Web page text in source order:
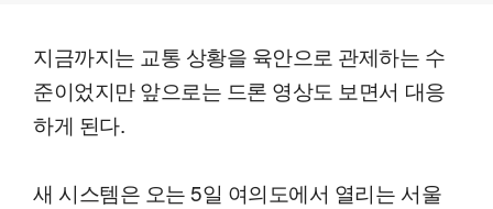
지금까지는 교통 상황을 육안으로 관제하는 수
준이었지만 앞으로는 드론 영상도 보면서 대응
하게 된다.
새 시스템은 오는 5일 여의도에서 열리는 서울